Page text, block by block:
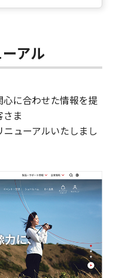
アル
に合わせた情報を提
ま
ニューアルいたしまし